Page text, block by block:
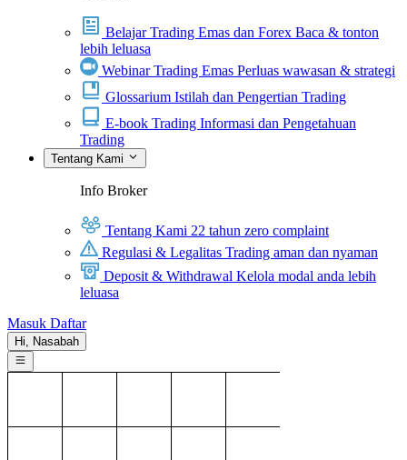
Belajar Trading Emas dan Forex Baca & tonton
lebih leluasa
Webinar Trading Emas Perluas wawasan & strategi
Glossarium Istilah dan Pengertian Trading
E-book Trading Informasi dan Pengetahuan
Trading
Tentang Kami
Info Broker
Tentang Kami 22 tahun zero complaint
Regulasi & Legalitas Trading aman dan nyaman
Deposit & Withdrawal Kelola modal anda lebih
leluasa
Masuk Daftar
Hi, Nasabah